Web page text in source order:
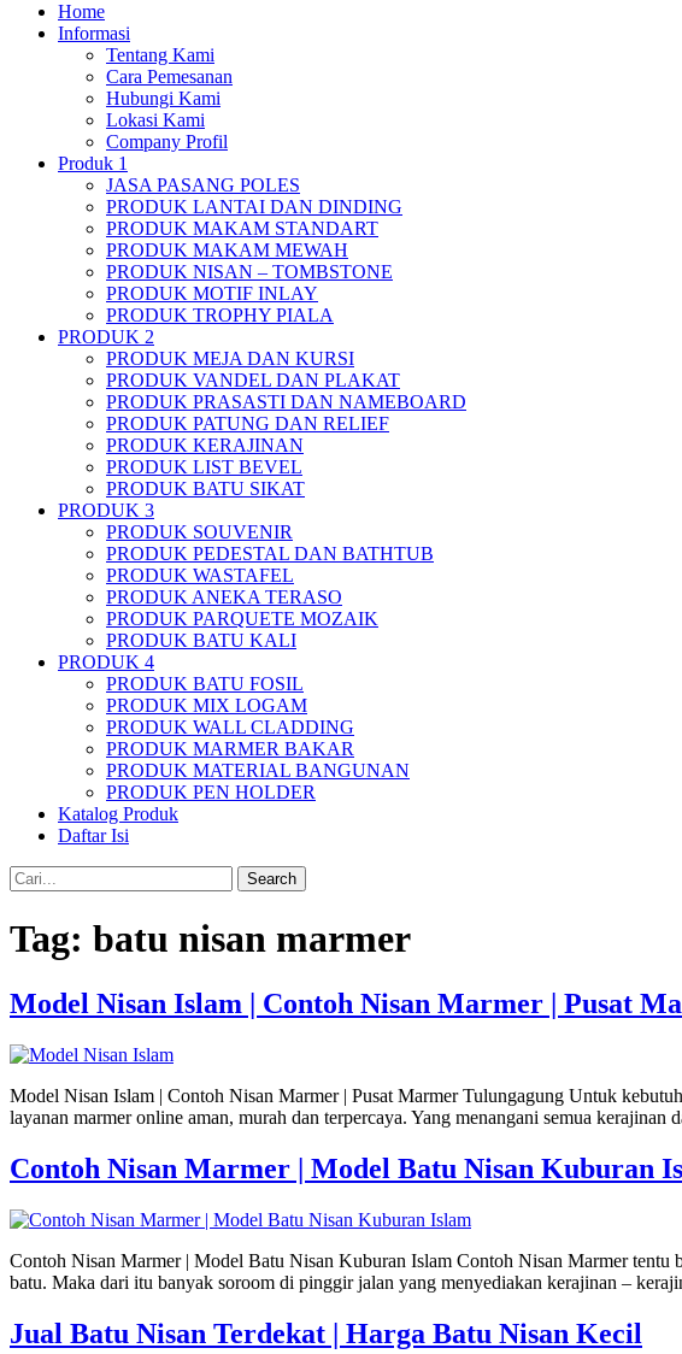
Home
Informasi
Tentang Kami
Cara Pemesanan
Hubungi Kami
Lokasi Kami
Company Profil
Produk 1
JASA PASANG POLES
PRODUK LANTAI DAN DINDING
PRODUK MAKAM STANDART
PRODUK MAKAM MEWAH
PRODUK NISAN – TOMBSTONE
PRODUK MOTIF INLAY
PRODUK TROPHY PIALA
PRODUK 2
PRODUK MEJA DAN KURSI
PRODUK VANDEL DAN PLAKAT
PRODUK PRASASTI DAN NAMEBOARD
PRODUK PATUNG DAN RELIEF
PRODUK KERAJINAN
PRODUK LIST BEVEL
PRODUK BATU SIKAT
PRODUK 3
PRODUK SOUVENIR
PRODUK PEDESTAL DAN BATHTUB
PRODUK WASTAFEL
PRODUK ANEKA TERASO
PRODUK PARQUETE MOZAIK
PRODUK BATU KALI
PRODUK 4
PRODUK BATU FOSIL
PRODUK MIX LOGAM
PRODUK WALL CLADDING
PRODUK MARMER BAKAR
PRODUK MATERIAL BANGUNAN
PRODUK PEN HOLDER
Katalog Produk
Daftar Isi
Search
Tag: batu nisan marmer
Model Nisan Islam | Contoh Nisan Marmer | Pusat
Model Nisan Islam | Contoh Nisan Marmer | Pusat Marmer Tulungagung Untuk
layanan marmer online aman, murah dan terpercaya. Yang menangani semua
Contoh Nisan Marmer | Model Batu Nisan Kuburan
Contoh Nisan Marmer | Model Batu Nisan Kuburan Islam Contoh Nisan Marmer tentu
batu. Maka dari itu banyak soroom di pinggir jalan yang menyediakan kerajinan –
Jual Batu Nisan Terdekat | Harga Batu Nisan Kecil